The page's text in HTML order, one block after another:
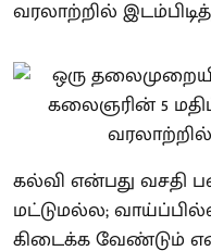
வரலாற்றில்
கல்வி என்பது வசதி
மட்டுமல்ல;
கிடைக்க வேண்டும்